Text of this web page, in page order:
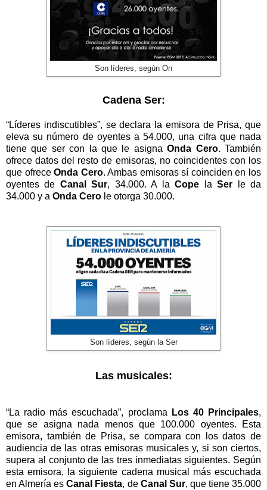
Son líderes, según On
Cadena Ser:
“Líderes indiscutibles”, se declara la emisora de Prisa, que
eleva su número de oyentes a 54.000, una cifra que nada
tiene que ser con la que le asignaOnda Cero. También
ofrece datos del resto de emisoras, no coincidentes con los
que ofreceOnda Cero. Ambas emisoras sí coinciden en los
oyentes de Canal Sur, 34.000. A laCope laSer le da
34.000 y a Onda Cero le otorga 30.000.
Son líderes, según la Ser
Las musicales:
“La radio más escuchada”, proclama Los 40 Principales,
que se asigna nada menos que 100.000 oyentes. Esta
emisora, también de Prisa, se compara con los datos de
audiencia de las otras emisoras musicales y, si son ciertos,
supera al conjunto de las tres inmediatas siguientes. Según
esta emisora, la siguiente cadena musical más escuchada
en Almería esCanal Fiesta, de Canal Sur, que tiene 35.000